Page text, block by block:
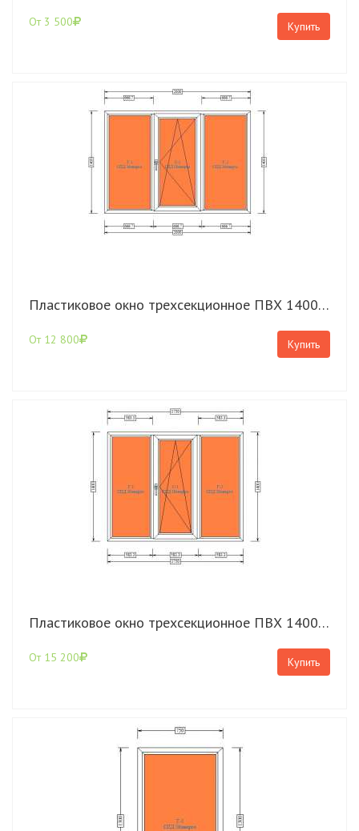
От 3 500 Купить
Пластиковое окно трехсекционное ПВХ 1400*2000 Rehau Blitz с поворотно откидной створкой
От 12 800 Купить
Пластиковое окно трехсекционное ПВХ 1400*1750 Rehau Grazio с поворотно откидной створкой
От 15 200 Купить